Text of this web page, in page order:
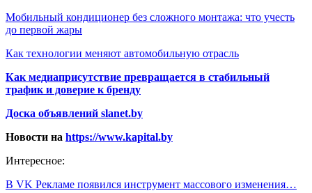
Мобильный кондиционер без сложного монтажа: что учесть
до первой жары
Как технологии меняют автомобильную отрасль
Как медиаприсутствие превращается в стабильный
трафик и доверие к бренду
Доска объявлений slanet.by
Новости на https://www.kapital.by
Интересное:
В VK Рекламе появился инструмент массового изменения…